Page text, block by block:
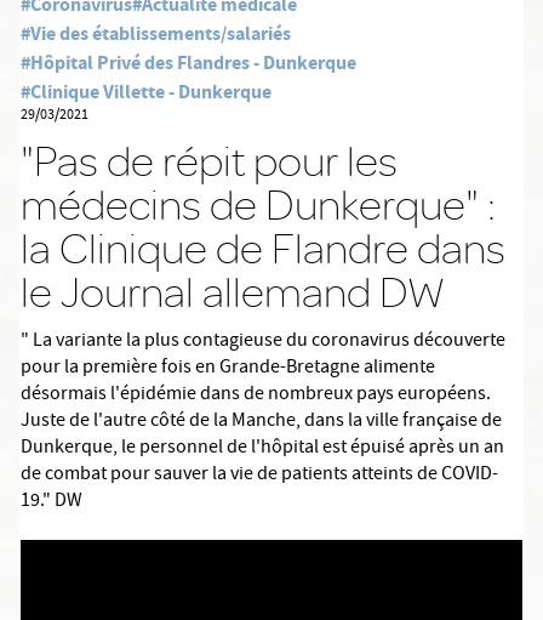
#Vie des établissements/salariés
#Hôpital Privé des Flandres - Dunkerque
#Clinique Villette - Dunkerque
29/03/2021
"Pas de répit pour les
médecins de Dunkerque" :
la Clinique de Flandre dans
le Journal allemand DW
" La variante la plus contagieuse du coronavirus découverte
pour la première fois en Grande-Bretagne alimente
désormais l'épidémie dans de nombreux pays européens.
Juste de l'autre côté de la Manche, dans la ville française de
Dunkerque, le personnel de l'hôpital est épuisé après un an
de combat pour sauver la vie de patients atteints de COVID-
19." DW